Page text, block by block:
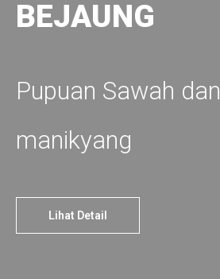
BEJAUNG
Pupuan Sawah dan
manikyang
Lihat Detail